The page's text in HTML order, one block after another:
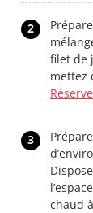
2
filet de
mettez
3
chaud